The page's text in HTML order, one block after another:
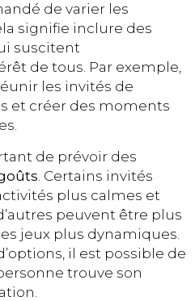
de varier les
signifie inclure des
suscitent
de tous. Par exemple,
les invités de
et créer des moments
de prévoir des
. Certains invités
plus calmes et
peuvent être plus
jeux plus dynamiques.
il est possible de
trouve son